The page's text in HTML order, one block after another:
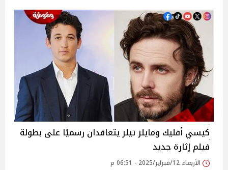
كيسي أفليك ومايلز تيلر يتعاقدان رسميًا على بطولة
فيلم إثارة جديد
الأربعاء 12/فبراير/2025 - 06:51 م